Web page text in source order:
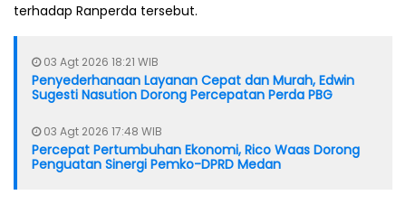
terhadap Ranperda tersebut.
03 Agt 2026 18:21 WIB
Penyederhanaan Layanan Cepat dan Murah, Edwin
Sugesti Nasution Dorong Percepatan Perda PBG
03 Agt 2026 17:48 WIB
Percepat Pertumbuhan Ekonomi, Rico Waas Dorong
Penguatan Sinergi Pemko-DPRD Medan